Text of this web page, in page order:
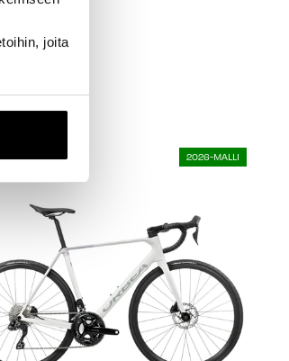
joita
2026-MALLI